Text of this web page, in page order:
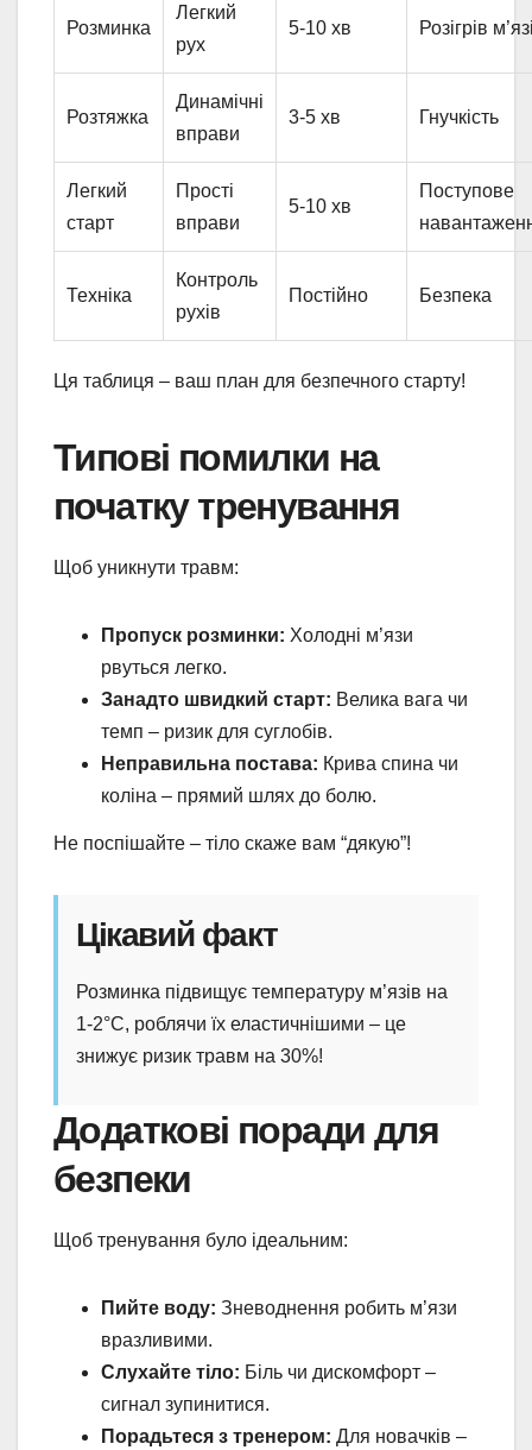
Розминка
Легкий
рух
5-10 хв Розігрів
Розтяжка
Динамічні
вправи
3-5 хв Гнучкість
Легкий
старт
Прості
вправи
5-10 хв
Поступове
Техніка
Контроль
рухів
Постійно Безпека
Ця таблиця – ваш план для безпечного старту!
Типові помилки на
початку тренування
Щоб уникнути травм:
Пропуск розминки: Холодні м’язи
рвуться легко.
Занадто швидкий старт: Велика вага чи
темп – ризик для суглобів.
Неправильна постава: Крива спина чи
коліна – прямий шлях до болю.
Не поспішайте – тіло скаже вам “дякую”!
Цікавий факт
Розминка підвищує температуру м’язів на
1-2°C, роблячи їх еластичнішими – це
знижує ризик травм на 30%!
Додаткові поради для
безпеки
Щоб тренування було ідеальним:
Пийте воду: Зневоднення робить м’язи
вразливими.
Слухайте тіло: Біль чи дискомфорт –
сигнал зупинитися.
Порадьтеся з тренером: Для новачків –